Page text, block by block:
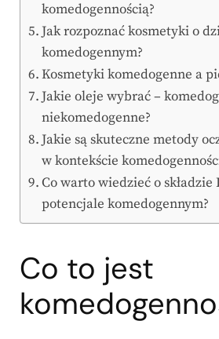
komedogennością?
Jak rozpoznać kosmetyki o
komedogennym?
Kosmetyki komedogenne a
Jakie oleje wybrać –
niekomedogenne?
Jakie są skuteczne metody
w kontekście
Co warto wiedzieć o składzie
potencjale komedogennym?
Co to jest